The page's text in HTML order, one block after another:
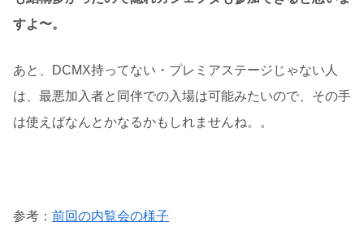
すよ〜。
あと、DCMX持ってない・プレミアステージじゃない人
は、最悪加入者と同伴での入場は可能みたいので、その手
は使えばなんとかなるかもしれませんね。。
参考： 前回の内覧会の様子